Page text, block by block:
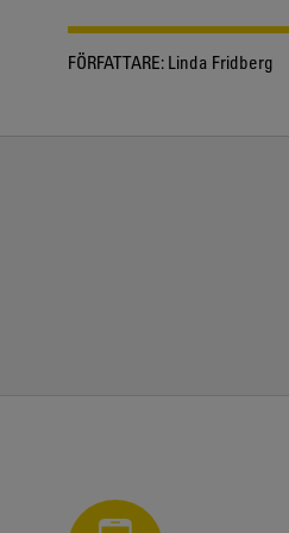
FÖRFATTARE: Linda Fridberg